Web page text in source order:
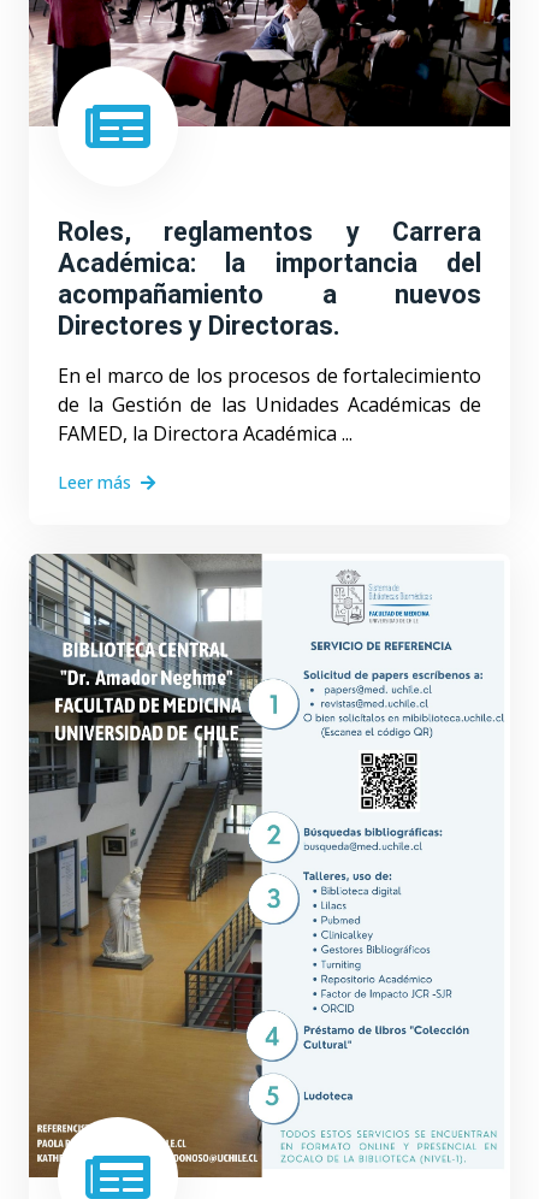
Roles, reglamentos y Carrera
Académica: la importancia del
acompañamiento a nuevos
Directores y Directoras.
En el marco de los procesos de fortalecimiento
de la Gestión de las Unidades Académicas de
FAMED, la Directora Académica ...
Leer más